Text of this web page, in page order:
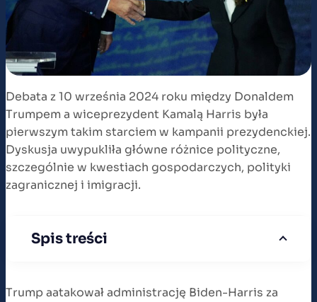
Debata z 10 września 2024 roku między Donaldem
Trumpem a wiceprezydent Kamalą Harris była
pierwszym takim starciem w kampanii prezydenckiej.
Dyskusja uwypukliła główne różnice polityczne,
szczególnie w kwestiach gospodarczych, polityki
zagranicznej i imigracji.
Spis treści
Trump aatakował administrację Biden-Harris za